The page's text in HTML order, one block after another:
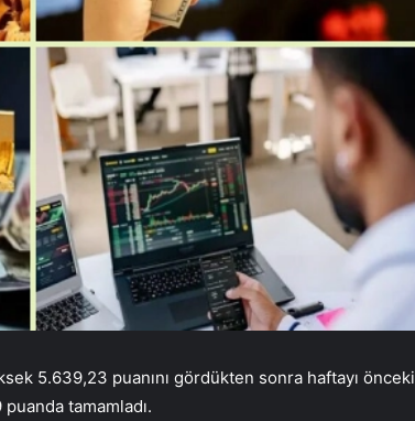
5.639,23 puanını gördükten sonra haftayı önceki
tamamladı.